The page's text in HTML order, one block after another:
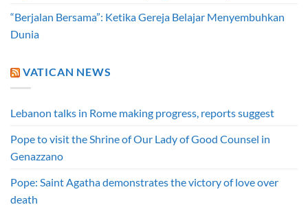
“Berjalan Bersama”: Ketika Gereja Belajar Menyembuhkan
Dunia
VATICAN NEWS
Lebanon talks in Rome making progress, reports suggest
Pope to visit the Shrine of Our Lady of Good Counsel in
Genazzano
Pope: Saint Agatha demonstrates the victory of love over
death